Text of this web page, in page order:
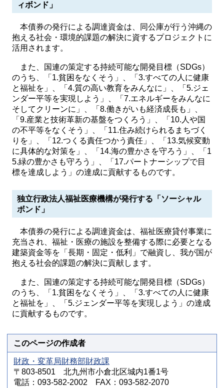
ィボンド」
本債券の発行による調達資金は、同公庫が行う沖縄の
抱える社会・環境的課題の解決に資するプロジェクトに
活用されます。
また、国連の策定する持続可能な開発目標（SDGs）
のうち、「1.貧困をなくそう」、「3.すべての人に健康
と福祉を」、「4.質の高い教育をみんなに」、「5.ジェ
ンダー平等を実現しよう」、「7.エネルギーをみんなに
そしてクリーンに」、「8.働きがいも経済成長も」、
「9.産業と技術革新の基盤をつくろう」、「10.人や国
の不平等をなくそう」、「11.住み続けられるまちづく
りを」、「12.つくる責任つかう責任」、「13.気候変動
に具体的な対策を」、「14.海の豊かさを守ろう」、「1
5.緑の豊かさも守ろう」、「17.パートナーシップで目
標を達成しよう」の達成に貢献するものです。
独立行政法人福祉医療機構が発行する「ソーシャル
ボンド」
本債券の発行による調達資金は、福祉医療貸付事業に
充当され、福祉・医療の施設を整備する際に必要となる
建築資金等を「長期・固定・低利」で融資し、我が国が
抱える社会的課題の解決に貢献します。
また、国連の策定する持続可能な開発目標（SDGs）
のうち、「1.貧困をなくそう」、「3.すべての人に健康
と福祉を」、「5.ジェンダー平等を実現しよう」の達成
に貢献するものです。
このページの作成者
財政・変革局財務部財政課
〒803-8501 北九州市小倉北区城内1番1号
電話：093-582-2002 FAX：093-582-2070